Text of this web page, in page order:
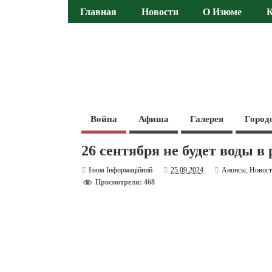
Главная Новости О Изюме
Война Афиша Галерея
26 сентября не будет воды
Ізюм Інформаційний 25.09.2024 Анонсы,
Просмотрели: 468